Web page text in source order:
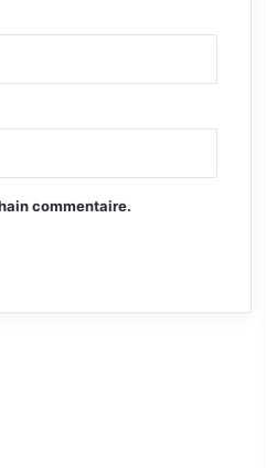
commentaire.